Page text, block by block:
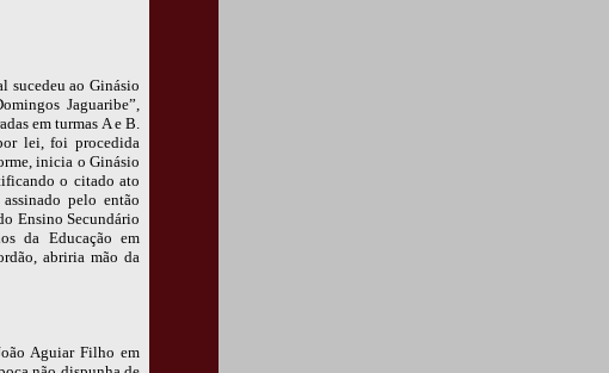
sucedeu ao Ginásio
Jaguaribe”,
em turmas A e B.
lei, foi procedida
inicia o Ginásio
o citado ato
pelo então
Ensino Secundário
da Educação em
abriria mão da
Aguiar Filho em